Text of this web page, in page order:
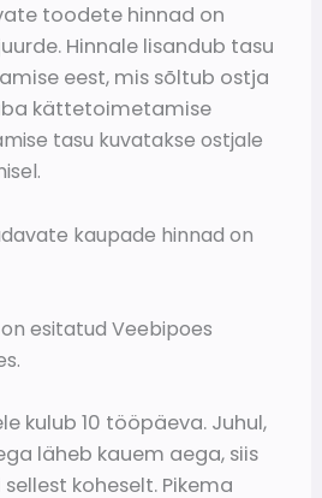
toodete hinnad on
Hinnale lisandub tasu
eest, mis sõltub ostja
kättetoimetamise
tasu kuvatakse ostjale
kaupade hinnad on
esitatud Veebipoes
kulub 10 tööpäeva. Juhul,
läheb kauem aega, siis
koheselt. Pikema